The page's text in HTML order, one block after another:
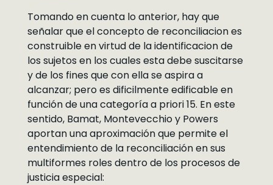
Tomando en cuenta lo anterior, hay que
señalar que el concepto de reconciliacion es
construible en virtud de la identificacion de
los sujetos en los cuales esta debe suscitarse
y de los fines que con ella se aspira a
alcanzar; pero es dificilmente edificable en
función de una categoría a priori 15. En este
sentido, Bamat, Montevecchio y Powers
aportan una aproximación que permite el
entendimiento de la reconciliación en sus
multiformes roles dentro de los procesos de
justicia especial: